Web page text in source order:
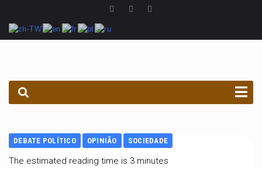
DEBATE POLÍTICO OPINIÃO SOCIEDADE
The estimated reading time is 3 minutes
PROCURAR